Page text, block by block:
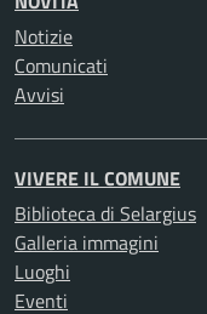
Notizie
Comunicati
Avvisi
VIVERE IL COMUNE
Biblioteca di Selargius
Galleria immagini
Luoghi
Eventi